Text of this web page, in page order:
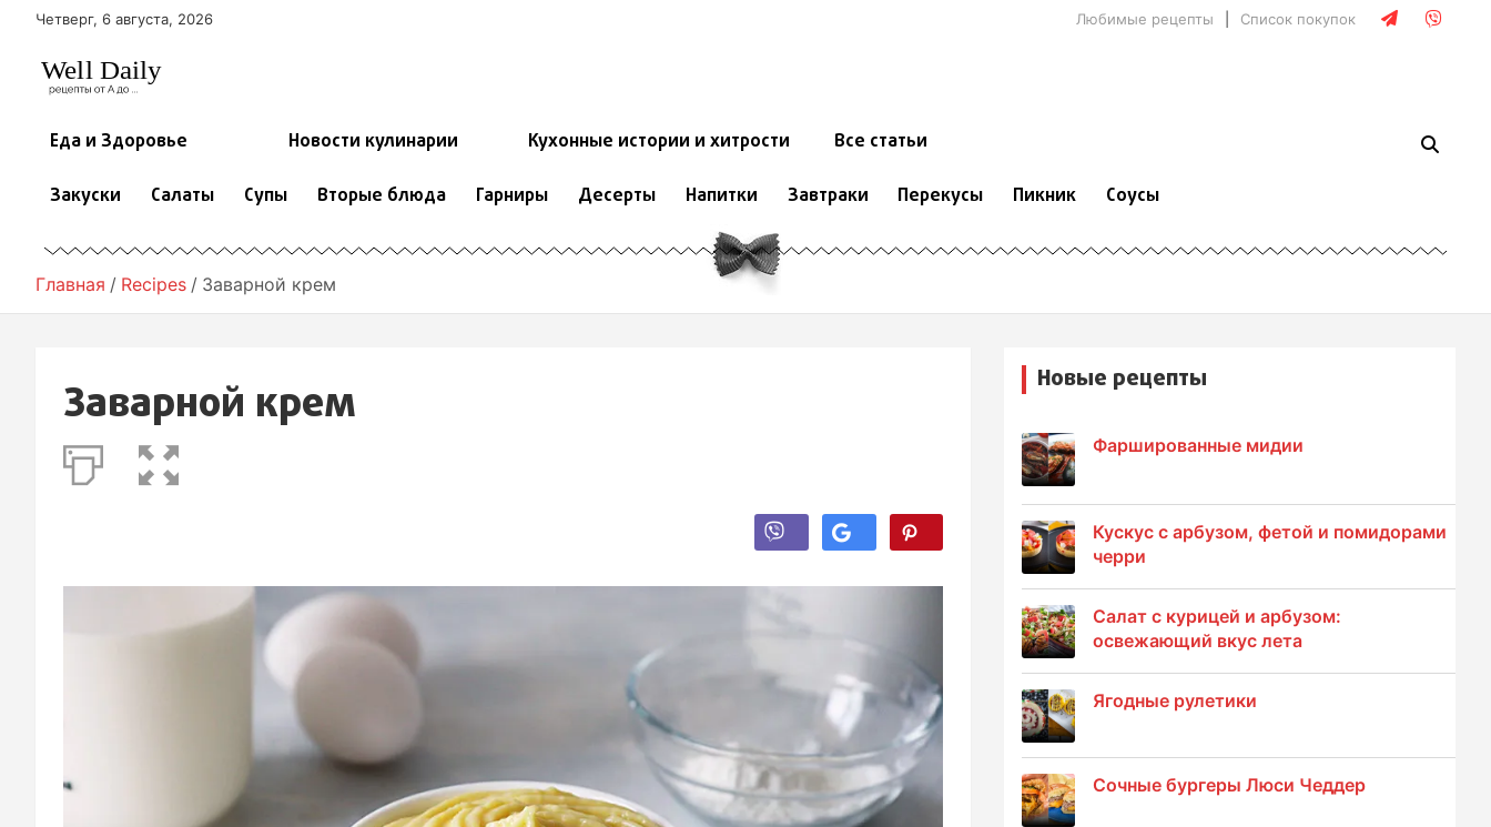
Четверг, 6 августа, 2026 Любимые рецепты Список покупок
Еда и Здоровье Новости кулинарии Кухонные истории и хитрости Все статьи
Закуски Салаты Супы Вторые блюда Гарниры Десерты Напитки Завтраки Перекусы Пикник Соусы
Главная Recipes Заварной крем
Заварной крем Новые рецепты
Фаршированные мидии
Кускус с арбузом, фетой и помидорами
черри
Салат с курицей и арбузом:
освежающий вкус лета
Ягодные рулетики
Сочные бургеры Люси Чеддер